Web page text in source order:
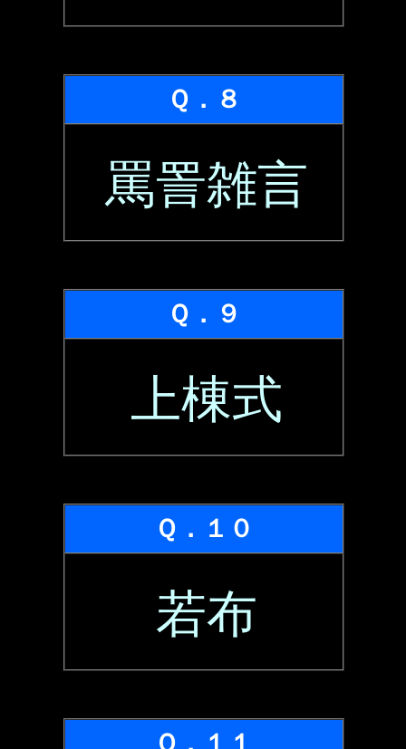
Ｑ．８
罵詈雑言
Ｑ．９
上棟式
Ｑ．１０
若布